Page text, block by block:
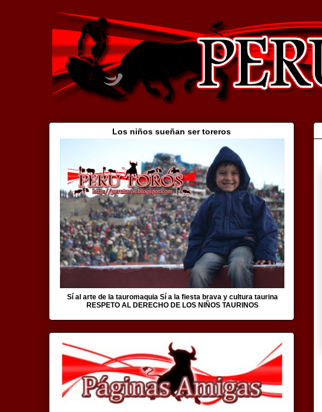
Los niños sueñan ser toreros
Sí al arte de la tauromaquia Sí a la fiesta brava y cultura taurina
RESPETO AL DERECHO DE LOS NIÑOS TAURINOS